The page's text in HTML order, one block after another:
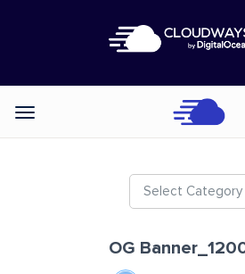
Categories
Select Category
OG